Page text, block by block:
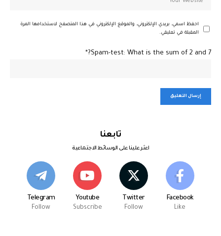
احفظ اسمي، بريدي الإلكتروني، والموقع الإلكتروني في هذا المتصفح لاستخدامها المرة
المقبلة في تعليقي.
Spam-test: What is the sum of 2 and 7?*
تابعنا
اعثر علينا على الوسائط الاجتماعية
Facebook
Like
Twitter
Follow
Youtube
Subscribe
Telegram
Follow